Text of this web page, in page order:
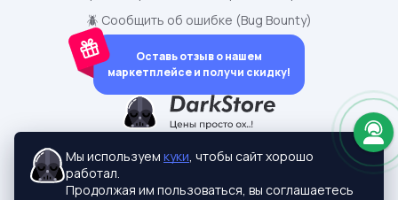
2015-2026 © dark.shopping
Актуальные адреса:
🪲 Сообщить об ошибке (Bug Bounty)
Оставь отзыв о нашем
маркетплейсе и получи скидку!
Мы используем куки, чтобы сайт хорошо
работал.
Продолжая им пользоваться, вы соглашаетесь